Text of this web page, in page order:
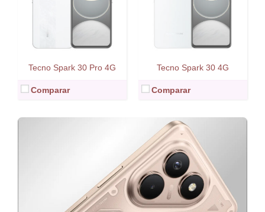
Tecno Spark 30 Pro 4G
Comparar
Tecno Spark 30 4G
Comparar